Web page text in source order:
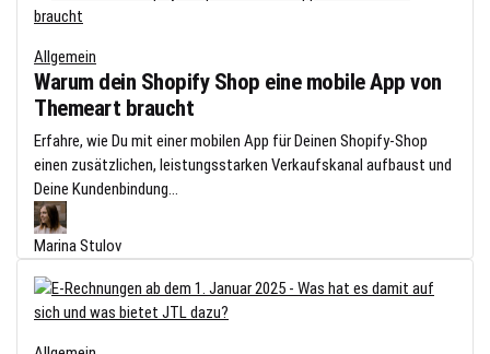
Allgemein
Warum dein Shopify Shop eine mobile App von
Themeart braucht
Erfahre, wie Du mit einer mobilen App für Deinen Shopify-Shop
einen zusätzlichen, leistungsstarken Verkaufskanal aufbaust und
Deine Kundenbindung...
Marina Stulov